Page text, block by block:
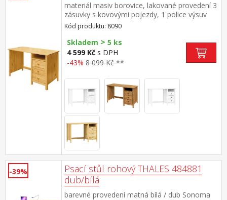
materiál masiv borovice, lakované provedení 3
zásuvky s kovovými pojezdy, 1 police výsuv
není součástí dodávky ke stolu je možno
dokoupit výsuvnou desku na klávesnici 8840
Kód produktu: 8090
Skladem > 5 ks
4 599 Kč s DPH
-43% 8 099 Kč **
-39%
Psací stůl rohový THALES 484881
dub/bílá
barevné provedení matná bílá / dub Sonoma